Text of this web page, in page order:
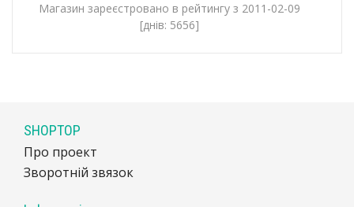
Магазин зареєстровано в рейтингу з 2011-02-09
[днів: 5656]
SHOPTOP
Про проект
Зворотній звязок